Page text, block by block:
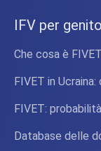
IFV per
Che cosa è
FIVET in
FIVET:
Database delle